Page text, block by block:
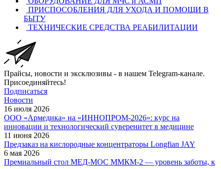
ПРИСПОСОБЛЕНИЯ ДЛЯ УХОДА И ПОМОЩИ В
БЫТУ
ТЕХНИЧЕСКИЕ СРЕДСТВА РЕАБИЛИТАЦИИ
Прайсы, новости и эксклюзивы - в нашем Telegram-канале.
Присоединяйтесь!
Подписаться
Новости
16 июля 2026
ООО «Армедика» на «ИННОПРОМ-2026»: курс на
инновации и технологический суверенитет в медицине
11 июня 2026
Предзаказ на кислородные концентраторы Longfian JAY
6 мая 2026
Премиальный стол МЕД-МОС ММКМ-2 — уровень заботы, к